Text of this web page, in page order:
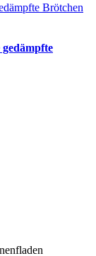
Brötchen
gedämpfte